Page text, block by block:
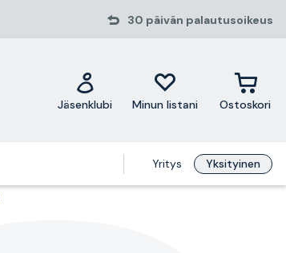
30 päivän palautusoikeus
Jäsenklubi Minun listani Ostoskori
Yritys Yksityinen